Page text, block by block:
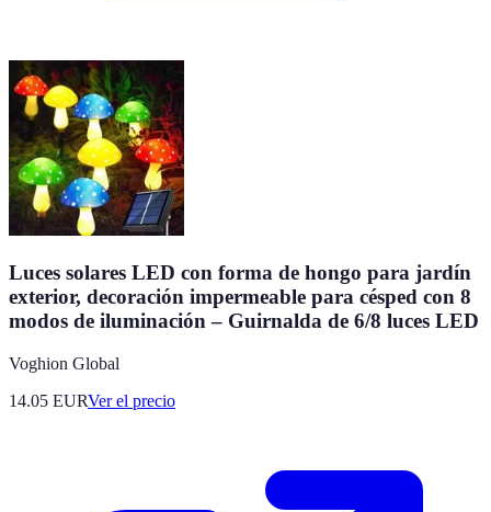
Luces solares LED con forma de hongo para jardín
exterior, decoración impermeable para césped con 8
modos de iluminación – Guirnalda de 6/8 luces LED
Voghion Global
14.05 EURVer el precio